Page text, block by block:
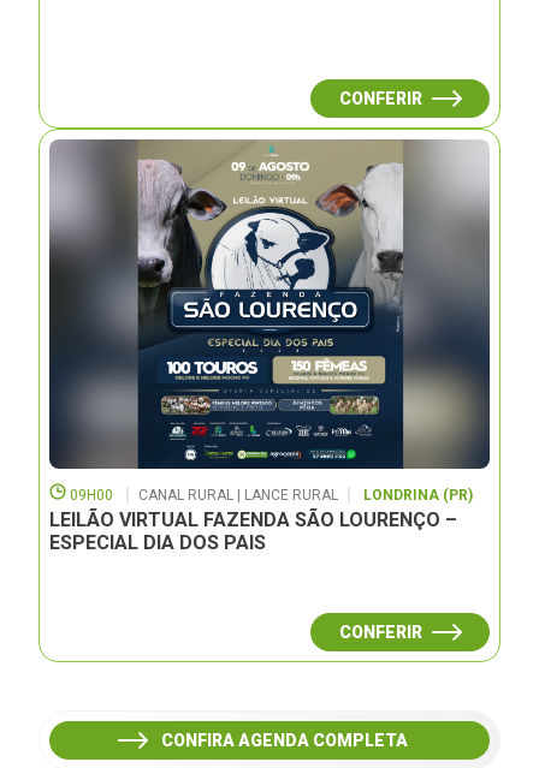
CONFERIR
09H00 CANAL RURAL | LANCE RURAL LONDRINA (PR)
LEILÃO VIRTUAL FAZENDA SÃO LOURENÇO –
ESPECIAL DIA DOS PAIS
CONFERIR
CONFIRA AGENDA COMPLETA